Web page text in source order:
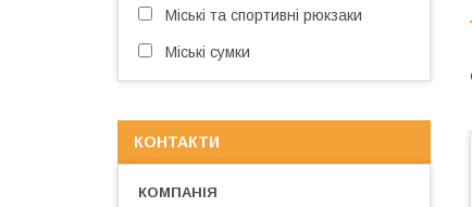
Міські та спортивні рюкзаки
Міські сумки
КОНТАКТИ